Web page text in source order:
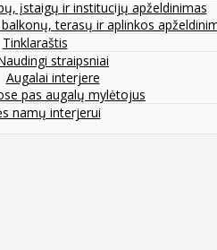
įstaigų ir institucijų apželdinimas
terasų ir aplinkos
Tinklaraštis
straipsniai
Augalai interjere
pas augalų mylėtojus
namų interjerui